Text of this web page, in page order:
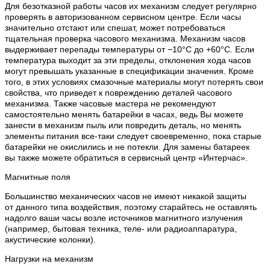
Для безотказной работы часов их механизм следует регулярно
проверять в авторизованном сервисном центре. Если часы
значительно отстают или спешат, может потребоваться
тщательная проверка часового механизма. Механизм часов
выдерживает перепады температуры от −10°C до +60°C. Если
температура выходит за эти пределы, отклонения хода часов
могут превышать указанные в спецификации значения. Кроме
того, в этих условиях смазочные материалы могут потерять свои
свойства, что приведет к повреждению деталей часового
механизма. Также часовые мастера не рекомендуют
самостоятельно менять батарейки в часах, ведь Вы можете
занести в механизм пыль или повредить деталь, но менять
элементы питания все-таки следует своевременно, пока старые
батарейки не окислились и не потекли. Для замены батареек
вы также можете обратиться в сервисный центр «Интерчас».
Магнитные поля
Большинство механических часов не имеют никакой защиты
от данного типа воздействия, поэтому старайтесь не оставлять
надолго ваши часы возле источников магнитного излучения
(например, бытовая техника, теле- или радиоаппаратура,
акустические колонки).
Нагрузки на механизм